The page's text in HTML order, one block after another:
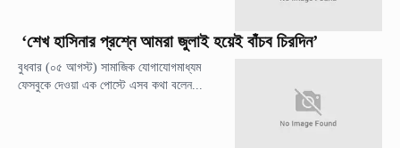
‘শেখ হাসিনার প্রশ্নে আমরা জুলাই হয়েই বাঁচব চিরদিন’
বুধবার (০৫ আগস্ট) সামাজিক যোগাযোগমাধ্যম
ফেসবুকে দেওয়া এক পোস্টে এসব কথা বলেন...